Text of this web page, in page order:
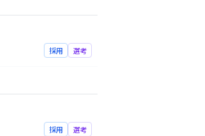
採用 選考
採用 選考